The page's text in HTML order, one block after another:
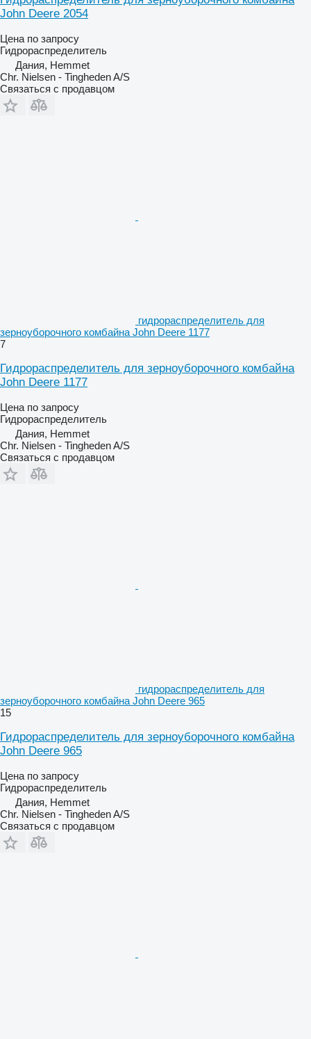
John Deere 2054
Цена по запросу
Гидрораспределитель
Дания, Hemmet
Chr. Nielsen - Tingheden A/S
Связаться с продавцом
гидрораспределитель для
зерноуборочного комбайна John Deere 1177
7
Гидрораспределитель для зерноуборочного комбайна
John Deere 1177
Цена по запросу
Гидрораспределитель
Дания, Hemmet
Chr. Nielsen - Tingheden A/S
Связаться с продавцом
гидрораспределитель для
зерноуборочного комбайна John Deere 965
15
Гидрораспределитель для зерноуборочного комбайна
John Deere 965
Цена по запросу
Гидрораспределитель
Дания, Hemmet
Chr. Nielsen - Tingheden A/S
Связаться с продавцом